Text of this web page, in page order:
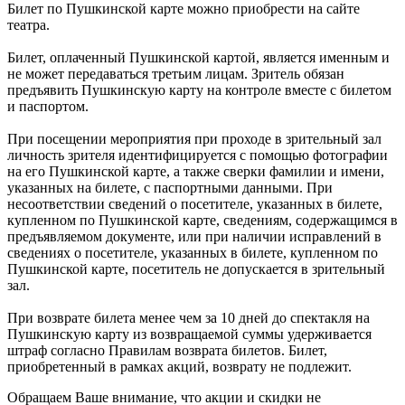
Билет по Пушкинской карте можно приобрести на сайте
театра.
Билет, оплаченный Пушкинской картой, является именным и
не может передаваться третьим лицам. Зритель обязан
предъявить Пушкинскую карту на контроле вместе с билетом
и паспортом.
При посещении мероприятия при проходе в зрительный зал
личность зрителя идентифицируется с помощью фотографии
на его Пушкинской карте, а также сверки фамилии и имени,
указанных на билете, с паспортными данными. При
несоответствии сведений о посетителе, указанных в билете,
купленном по Пушкинской карте, сведениям, содержащимся в
предъявляемом документе, или при наличии исправлений в
сведениях о посетителе, указанных в билете, купленном по
Пушкинской карте, посетитель не допускается в зрительный
зал.
При возврате билета менее чем за 10 дней до спектакля на
Пушкинскую карту из возвращаемой суммы удерживается
штраф согласно Правилам возврата билетов. Билет,
приобретенный в рамках акций, возврату не подлежит.
Обращаем Ваше внимание, что акции и скидки не